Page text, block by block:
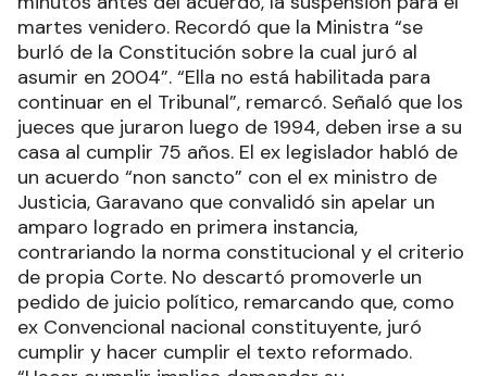
martes venidero. Recordó que la Ministra “se
burló de la Constitución sobre la cual juró al
asumir en 2004”. “Ella no está habilitada para
continuar en el Tribunal”, remarcó. Señaló que los
jueces que juraron luego de 1994, deben irse a su
casa al cumplir 75 años. El ex legislador habló de
un acuerdo “non sancto” con el ex ministro de
Justicia, Garavano que convalidó sin apelar un
amparo logrado en primera instancia,
contrariando la norma constitucional y el criterio
de propia Corte. No descartó promoverle un
pedido de juicio político, remarcando que, como
ex Convencional nacional constituyente, juró
cumplir y hacer cumplir el texto reformado.